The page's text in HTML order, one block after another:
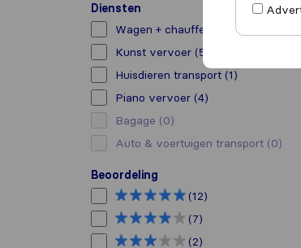
Diensten
Wagen + chauffeur verhuur
Kunst vervoer (5)
Huisdieren transport (1)
Piano vervoer (4)
Bagage (0)
Auto & voertuigen transport (0)
Beoordeling
(12)
(7)
(2)